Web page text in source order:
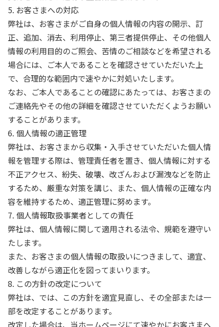
5. お客さまへの対応
弊社は、お客さまがご自身の個人情報の内容の開示、訂
正、追加、消去、利用停止、第三者提供停止、その他個人
情報の利用目的のご照会、苦情のご相談などを希望される
場合には、ご本人であることを確認させていただいた上
で、合理的な範囲内で速やかに対処いたします。
なお、ご本人であることの確認にあたっては、お客さまの
ご連絡先やその他の詳細を確認させていただくようお願い
することがあります。
6. 個人情報の適正管理
弊社は、お客さまから収集・入手させていただいた個人情
報を管理する際は、管理責任者を置き、個人情報に対する
不正アクセス、紛失、破壊、改ざんおよび漏洩などを防止
するため、厳重な対策を講じ、また、個人情報の正確な内
容を維持するため、適正管理に努めます。
7. 個人情報取扱事業者としての責任
弊社は、個人情報に関して適用される法令、規範を遵守い
たします。
また、お客さまの個人情報の取扱いにつきまして、適宜、
改善しながら適正化を図ってまいります。
8. この方針の改定について
弊社は、では、この方針を適宜見直し、その全部または一
部を改定することがあります。